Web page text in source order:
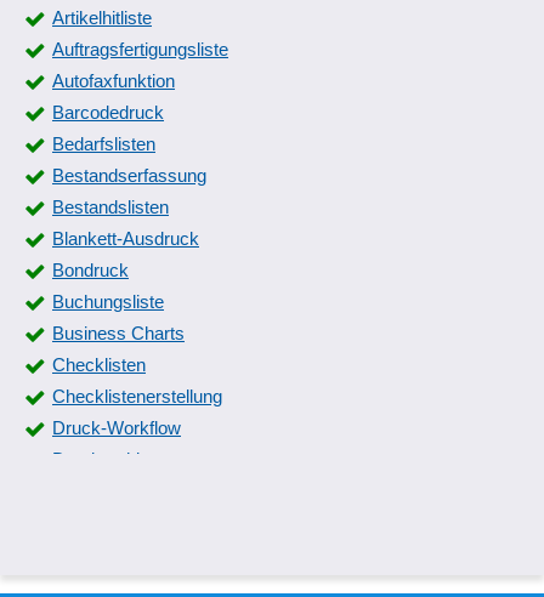
Artikelhitliste
Auftragsfertigungsliste
Autofaxfunktion
Barcodedruck
Bedarfslisten
Bestandserfassung
Bestandslisten
Blankett-Ausdruck
Bondruck
Buchungsliste
Business Charts
Checklisten
Checklistenerstellung
Druck-Workflow
Druckarchiv
Druckerüberwachung